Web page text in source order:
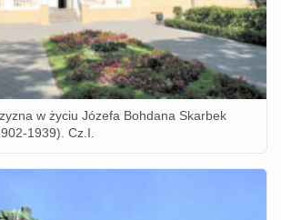
w życiu Józefa Bohdana Skarbek
1939). Cz.I.